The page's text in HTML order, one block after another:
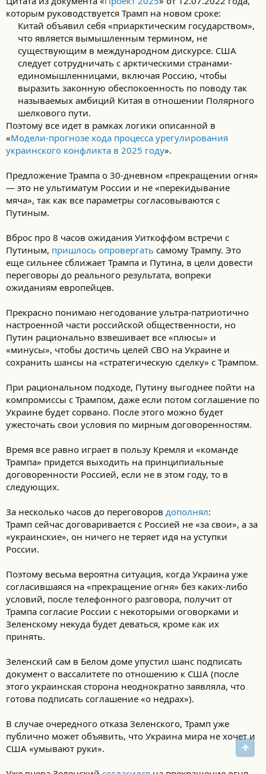
‎которым‏ ‎руководствуется ‎Трамп ‎на ‎новом‏ ‎сроке:
Китай‏ ‎объявил ‎себя ‎«приарктическим‏ ‎государством»,
‎что‏ ‎является ‎вымышленным ‎термином, ‎не
‎существующим‏ ‎в‏ ‎международном ‎дискурсе.‏ ‎США
‎следует‏ ‎сотрудничать ‎с‏ ‎арктическими ‎странами-
единомышленницами,‏ ‎включая‏ ‎Россию, ‎чтобы‏
‎выразить ‎законную ‎обеспокоенность ‎по ‎поводу‏ ‎так
‎называемых‏ ‎амбиций‏ ‎Китая ‎в ‎отношении ‎Полярного‏
‎шелкового ‎пути.​
Поэтому‏ ‎все ‎идет ‎в ‎рамках‏ ‎логики‏ ‎описанной ‎в‏
‎«Модели-прогнозе ‎хода ‎процесса‏ ‎урегулирования
‎украинского‏ ‎конфликта ‎в‏ ‎2025‏ ‎году».
Предложение ‎Трампа ‎о ‎30-дневном‏ ‎«прекращении ‎огня»‏
‎— ‎это‏ ‎не‏ ‎ультиматум‏ ‎России ‎и‏ ‎не ‎«перекидывание‏
‎мяча», ‎так‏ ‎как‏ ‎все ‎параметры‏ ‎согласовываются ‎с
‎Путиным.
Вброс ‎про ‎8‏ ‎часов ‎ожидания‏ ‎Уиткоффом‏ ‎встречи ‎с
‎Путиным, ‎
пришлось‏ ‎опровергать самому ‎Трампу.‏ ‎Это
‎еще ‎сильнее ‎сближает‏ ‎Трампа‏ ‎и ‎Путина, ‎в‏ ‎цели ‎довести‏
‎переговоры ‎до ‎реального ‎результата, ‎вопреки‏
‎ожиданиям‏ ‎европейцев.
Прекрасно ‎понимаю‏ ‎негодование ‎ультра-патриотично‏
‎настроенной ‎части‏ ‎российской ‎общественности,‏ ‎но‏
‎Путин ‎рационально‏ ‎взвешивает ‎все ‎«плюсы» ‎и
‎«минусы»,‏ ‎чтобы ‎достичь‏ ‎целей‏ ‎СВО ‎на ‎Украине ‎и‏
‎сохранить ‎шансы‏ ‎на ‎«стратегическую ‎сделку» ‎с‏ ‎Трампом.
При‏ ‎рациональном ‎подходе,‏ ‎Путину ‎выгоднее ‎пойти‏ ‎на
‎компромиссы‏ ‎с ‎Трампом,‏ ‎даже‏ ‎если ‎потом ‎соглашение ‎по‏
‎Украине ‎будет‏ ‎сорвано. ‎После‏ ‎этого‏ ‎можно‏ ‎будет
‎ужесточать‏ ‎свои ‎условия‏ ‎по ‎мирным‏ ‎договоренностям.
Время‏ ‎все ‎равно‏ ‎играет ‎в ‎пользу ‎Кремля ‎и‏ ‎«команде
‎Трампа»‏ ‎придется‏ ‎выходить ‎на ‎принципиальные
‎договоренности‏ ‎Россией, ‎если‏ ‎не ‎в ‎этом ‎году,‏ ‎то‏ ‎в
‎следующих.
За несколько часов до переговоров дополнял:
Трамп сейчас договаривается с Россией не «за свои», а за
«украинские», он ничего не теряет идя на уступки
России.
Поэтому весьма вероятна ситуация, когда Украина уже
согласившаяся на «прекращение огня» без каких-либо
условий, после телефонного разговора, получит от
Трампа согласие России с некоторыми оговорками и
Зеленскому некуда будет деваться, кроме как их
принять.
Зеленский сам в Белом доме упустил шанс подписать
документ о вассалитете по отношению к США (после
этого украинская сторона неоднократно заявляла, что
готова подписать соглашение «о недрах»).
В случае очередного отказа Зеленского, Трамп уже
публично может объявить, что Украина мира не хочет и
США «умывают руки».